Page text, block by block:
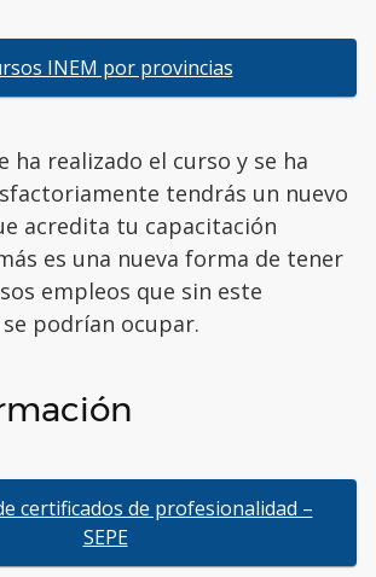
INEM por provincias
ha realizado el curso y se ha
tendrás un nuevo
acredita tu capacitación
es una nueva forma de tener
empleos que sin este
podrían ocupar.
certificados de profesionalidad –
SEPE